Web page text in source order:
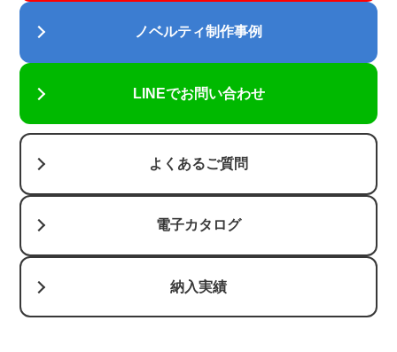
ノベルティ制作事例
LINEでお問い合わせ
よくあるご質問
電子カタログ
納入実績